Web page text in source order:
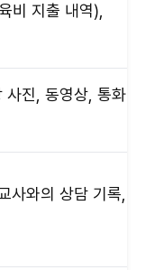
비 지출 내역),
사진, 동영상, 통화
사와의 상담 기록,